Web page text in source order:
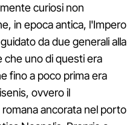
curiosi non
in epoca antica, l'Impero
da due generali alla
che uno di questi era
fino a poco prima era
ovvero il
ancorata nel porto